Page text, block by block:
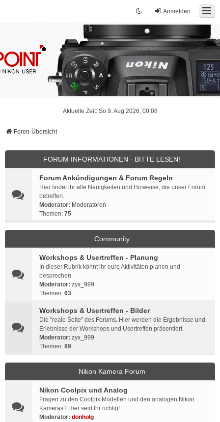
Anmelden
Aktuelle Zeit: So 9. Aug 2026, 00:08
Foren-Übersicht
FORUM INFORMATIONEN - BITTE LESEN!
Forum Ankündigungen & Forum Regeln
Hier findet ihr alle Neuigkeiten und Hinweise, die unser Forum
betreffen.
Moderator: Moderatoren
Themen: 75
Community
Workshops & Usertreffen - Planung
In dieser Rubrik könnt ihr eure Aktivitäten planen und
besprechen.
Moderator: zyx_999
Themen: 63
Workshops & Usertreffen - Bilder
Die "reale Seite" des Forums. Hier werden die Ergebnisse und
Erlebnisse der Workshops und Usertreffen präsentiert.
Moderator: zyx_999
Themen: 89
Nikon Kamera Forum
Nikon Coolpix und Analog
Fragen zu den Coolpix Modellen und den analogen Nikon
Kameras? Hier seid Ihr richtig!
Moderator: donholg